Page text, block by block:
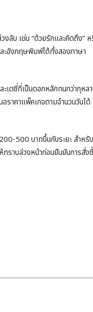
บ เช่น “ด้วยรักและคิดถึง” ห
ะอังกฤษพิมพ์ได้ทั้งสองภาษา
ดซี่ที่เป็นดอกหลักทนกว่ากุหล
ราคาแพ็คเกจตามจำนวนวันได้
500 บาทขึ้นกับระยะ สำหรั
ราบล่วงหน้าก่อนยืนยันการสั่